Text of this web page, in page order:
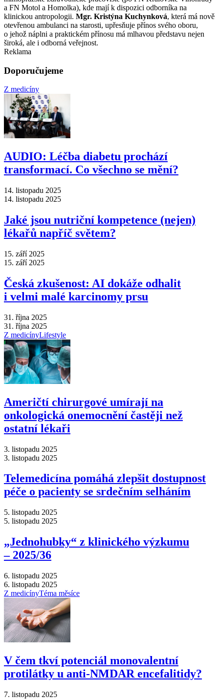
a FN Motol a Homolka), kde mají k dispozici odborníka na
klinickou antropologii. Mgr. Kristýna Kuchynková, která má nově
otevřenou ambulanci na starosti, upřesňuje přínos svého oboru,
o jehož náplni a praktickém přínosu má mlhavou představu nejen
široká, ale i odborná veřejnost.
Reklama
Doporučujeme
Z medicíny
AUDIO: Léčba diabetu prochází
transformací. Co všechno se mění?
14. listopadu 2025
14. listopadu 2025
Jaké jsou nutriční kompetence (nejen)
lékařů napříč světem?
15. září 2025
15. září 2025
Česká zkušenost: AI dokáže odhalit
i velmi malé karcinomy prsu
31. října 2025
31. října 2025
Z medicínyLifestyle
Američtí chirurgové umírají na
onkologická onemocnění častěji než
ostatní lékaři
3. listopadu 2025
3. listopadu 2025
Telemedicína pomáhá zlepšit dostupnost
péče o pacienty se srdečním selháním
5. listopadu 2025
5. listopadu 2025
„Jednohubky“ z klinického výzkumu
–⁠ 2025/36
6. listopadu 2025
6. listopadu 2025
Z medicínyTéma měsíce
V čem tkví potenciál monovalentní
protilátky u anti-NMDAR encefalitidy?
7. listopadu 2025